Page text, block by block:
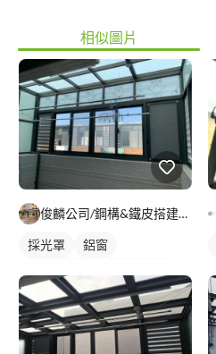
相似圖片
俊麟公司/鋼構&鐵皮搭建&採光罩
採光罩
鋁窗